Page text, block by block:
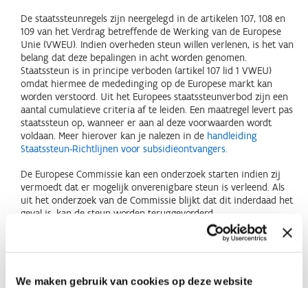
We maken gebruik van cookies op deze website
De staatssteunregels zijn neergelegd in de artikelen 107, 108 en
109 van het Verdrag betreffende de Werking van de Europese
Unie (VWEU). Indien overheden steun willen verlenen, is het van
belang dat deze bepalingen in acht worden genomen.
Staatssteun is in principe verboden (artikel 107 lid 1 VWEU)
omdat hiermee de mededinging op de Europese markt kan
worden verstoord. Uit het Europees staatssteunverbod zijn een
aantal cumulatieve criteria af te leiden. Een maatregel levert pas
staatssteun op, wanneer er aan al deze voorwaarden wordt
voldaan. Meer hierover kan je nalezen in de handleiding
Staatssteun-Richtlijnen voor subsidieontvangers.
De Europese Commissie kan een onderzoek starten indien zij
vermoedt dat er mogelijk onverenigbare steun is verleend. Als
uit het onderzoek van de Commissie blijkt dat dit inderdaad het
geval is, kan de steun worden teruggevorderd.
Hoewel staatssteun in beginsel verboden is en moet worden